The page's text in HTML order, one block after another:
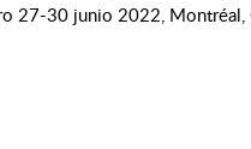
27-30 junio 2022, Montréal,